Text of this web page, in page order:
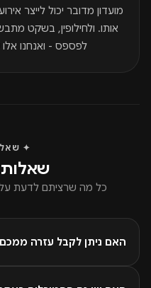
מועדון מדובר יכול לייצר
אותו. ולחילופין, בשקט
לפספס - ואנחנו
✦
שאלות
כל מה שרציתם לדעת על
האם ניתן לקבל עזרה